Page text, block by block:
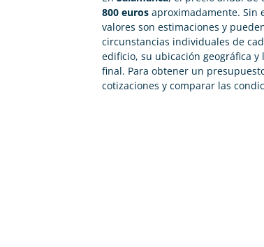
800 euros aproximadamente. Sin
valores son estimaciones y
circunstancias individuales de
edificio, su ubicación geográfica
final. Para obtener un
cotizaciones y comparar las